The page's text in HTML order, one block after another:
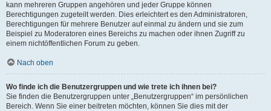
kann mehreren Gruppen angehören und jeder Gruppe können
Berechtigungen zugeteilt werden. Dies erleichtert es den Administratoren,
Berechtigungen für mehrere Benutzer auf einmal zu ändern und sie zum
Beispiel zu Moderatoren eines Bereichs zu machen oder ihnen Zugriff zu
einem nichtöffentlichen Forum zu geben.
Nach oben
Wo finde ich die Benutzergruppen und wie trete ich ihnen bei?
Sie finden die Benutzergruppen unter „Benutzergruppen“ im persönlichen
Bereich. Wenn Sie einer beitreten möchten, können Sie dies mit der